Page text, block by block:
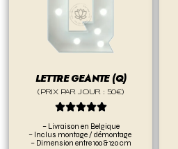
LETTRE GEANTE (Q)
(PRIX PAR JOUR : 50€)

– Livraison en Belgique
– Inclus montage / démontage
– Dimension entre 100 & 120 cm